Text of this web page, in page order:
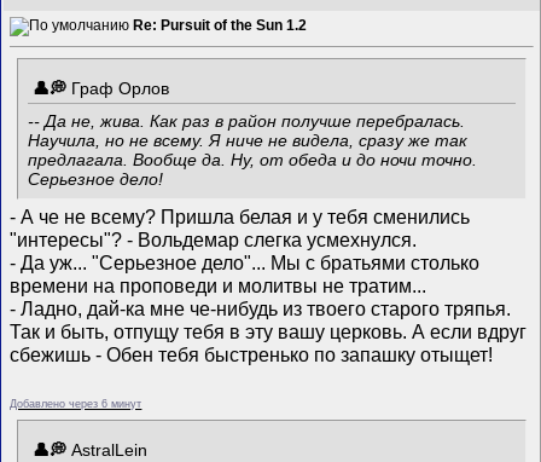
Re: Pursuit of the Sun 1.2
Граф Орлов
-- Да не, жива. Как раз в район получше перебралась.
Научила, но не всему. Я ниче не видела, сразу же так
предлагала. Вообще да. Ну, от обеда и до ночи точно.
Серьезное дело!
- А че не всему? Пришла белая и у тебя сменились
"интересы"? - Вольдемар слегка усмехнулся.
- Да уж... "Серьезное дело"... Мы с братьями столько
времени на проповеди и молитвы не тратим...
- Ладно, дай-ка мне че-нибудь из твоего старого тряпья.
Так и быть, отпущу тебя в эту вашу церковь. А если вдруг
сбежишь - Обен тебя быстренько по запашку отыщет!
Добавлено через 6 минут
AstralLein